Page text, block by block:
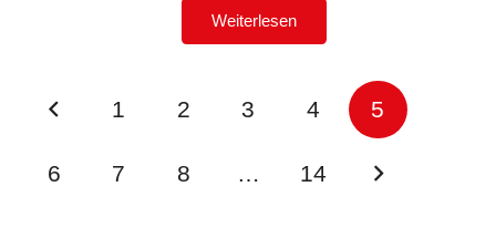
Weiterlesen
1 2 3 4 5
6 7 8 … 14